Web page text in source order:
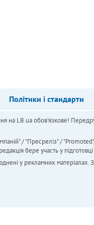
Політики і стандарти
на LB.ua обов'язкове!
/ "Пресреліз" /
бере участь у підготовці
у рекламних